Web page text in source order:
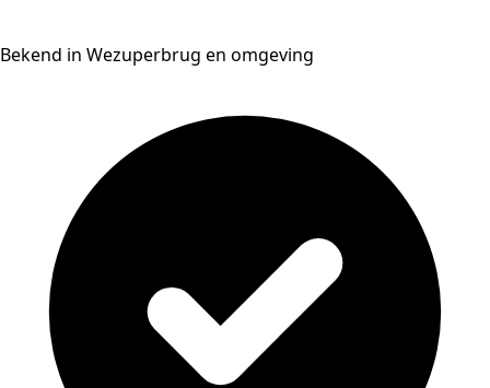
Bekend in Wezuperbrug en omgeving